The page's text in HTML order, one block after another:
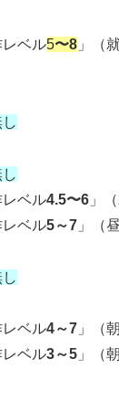
レベル5〜8 」（
レベル4.5〜6 」
レベル5～7 」（
レベル4～7 」（
レベル3～5 」（